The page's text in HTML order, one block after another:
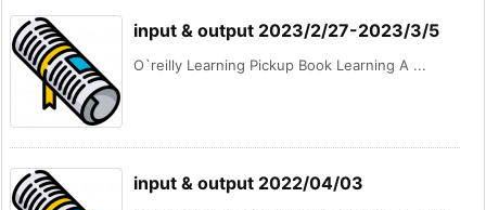
input & output 2023/2/27-2023/3/5
O`reilly Learning Pickup Book Learning A ...
input & output 2022/04/03